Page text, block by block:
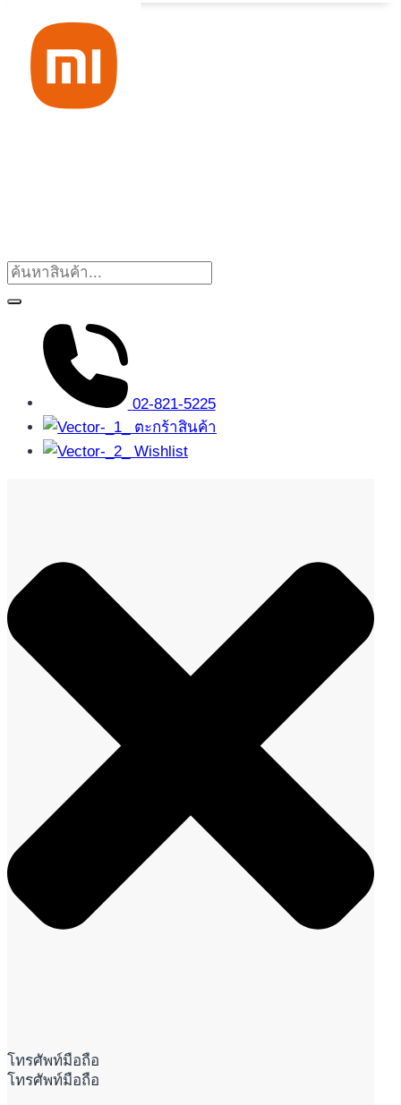
โทรศัพท์มือถือ
โทรศัพท์มือถือ
02-821-5225
ตะกร้าสินค้า
Wishlist